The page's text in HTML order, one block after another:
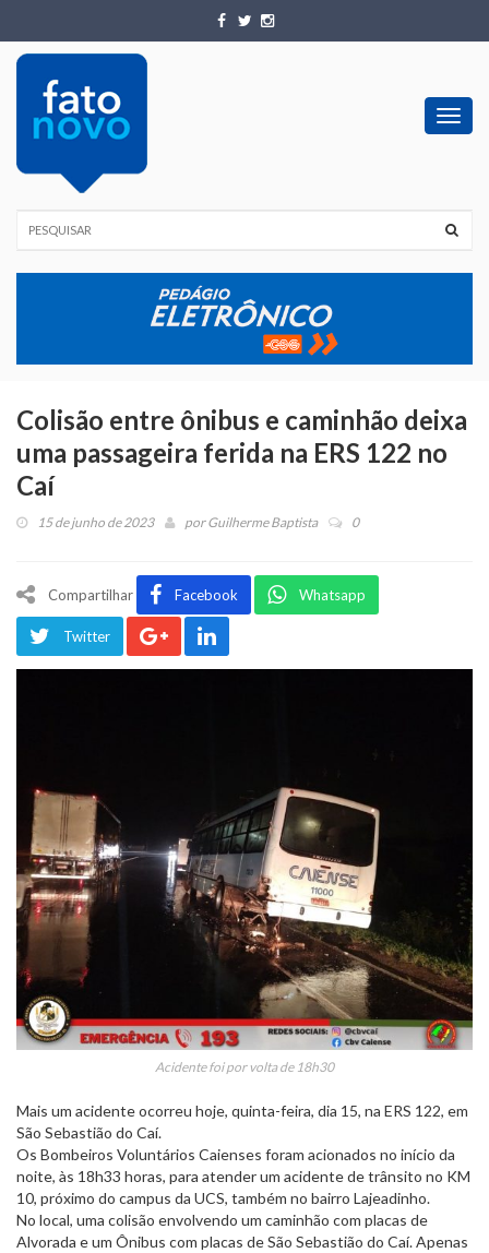
Colisão entre ônibus e caminhão deixa
uma passageira ferida na ERS 122 no
Caí
15 de junho de 2023 porGuilherme Baptista 0
Compartilhar Facebook Whatsapp
Twitter
Acidente foi por volta de 18h30
Mais um acidente ocorreu hoje, quinta-feira, dia 15, na ERS 122, em
São Sebastião do Caí.
Os Bombeiros Voluntários Caienses foram acionados no início da
noite, às 18h33 horas, para atender um acidente de trânsito no KM
10, próximo do campus da UCS, também no bairro Lajeadinho.
No local, uma colisão envolvendo um caminhão com placas de
Alvorada e um Ônibus com placas de São Sebastião do Caí. Apenas